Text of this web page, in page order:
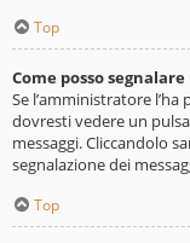
Top
Come posso
Se l’amministratore
dovresti vedere un
messaggi. Cliccandolo
segnalazione dei
Top